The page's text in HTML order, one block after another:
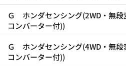
Ｇ ホンダセンシング(2WD・無段
コンバーター付))
Ｇ ホンダセンシング(4WD・無段
コンバーター付))